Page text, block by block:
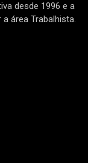
desde 1996 e a
área Trabalhista.